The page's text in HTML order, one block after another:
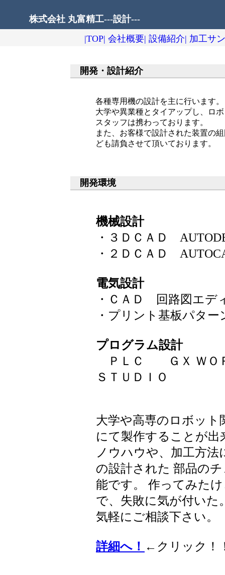
株式会社 丸富精工---設計---
|TOP| 会社概要| 設備紹介| 加工サ
開発・設計紹介
各種専用機の設計を主に行います。
大学や異業種とタイアップし、ロ
スタッフは携わっております。
また、お客様で設計された装置の
ども請負させて頂いております。
開発環境
機械設計
・３ＤＣＡＤ
・２ＤＣＡＤ
電気設計
・ＣＡＤ 回路図エデ
・プリント基板パター
プログラム設計
ＰＬＣ ＧＸ ＷＯＲ
ＳＴＵＤＩＯ
大学や高専のロボット
にて製作することが
ノウハウや、加工方
の設計された 部品の
能です。 作ってみた
で、失敗に気が付い
気軽にご相談下さい。
詳細へ！ ←クリック！